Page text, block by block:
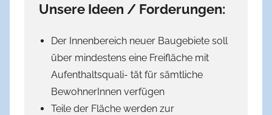
Unsere Ideen / Forderungen:
Der Innenbereich neuer Baugebiete soll
über mindestens eine Freifläche mit
Aufenthaltsquali- tät für sämtliche
BewohnerInnen verfügen
Teile der Fläche werden zur